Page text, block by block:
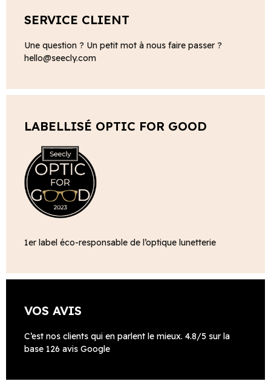
SERVICE CLIENT
Une question ? Un petit mot à nous faire passer ?
hello@seecly.com
LABELLISÉ OPTIC FOR GOOD
1er label éco-responsable de l’optique lunetterie
VOS AVIS
C’est nos clients qui en parlent le mieux. 4.8/5 sur la
base 126 avis Google